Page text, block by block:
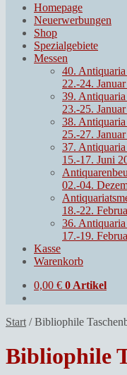
Homepage
Neuerwerbungen
Shop
Spezialgebiete
Messen
40.
22.-24.
39.
23.-25.
38.
25.-27.
37.
15.-17. Juni
02.-04.
18.-22.
36.
17.-19.
Kasse
Warenkorb
0,00 € 0 Artikel
Start /Bibliophile
Bibliophile